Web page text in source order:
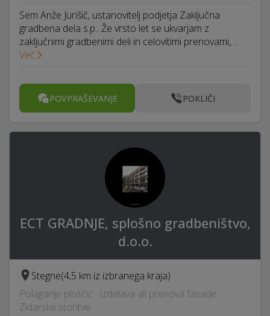
Sem Anže Jurišič, ustanovitelj podjetja Zaključna
gradbena dela s.p.. Že vrsto let se ukvarjam z
zaključnimi gradbenimi deli in celovitimi prenovami,…
Več
POVPRAŠEVANJE POKLIČI
ECT GRADNJE, splošno gradbeništvo,
d.o.o.
Stegne(4,5 km iz izbranega kraja)
Polaganje ploščic · Izdelava ali prenova fasade ·
Zidarske storitve